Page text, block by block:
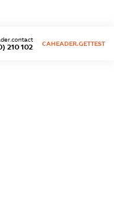
210 102 CAHEADER.GETTEST